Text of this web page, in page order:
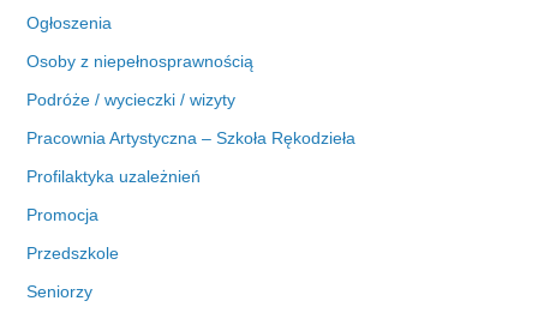
Ogłoszenia
Osoby z niepełnosprawnością
Podróże / wycieczki / wizyty
Pracownia Artystyczna – Szkoła Rękodzieła
Profilaktyka uzależnień
Promocja
Przedszkole
Seniorzy